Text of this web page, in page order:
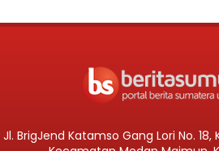
Jl. BrigJend Katamso Gang Lori No.